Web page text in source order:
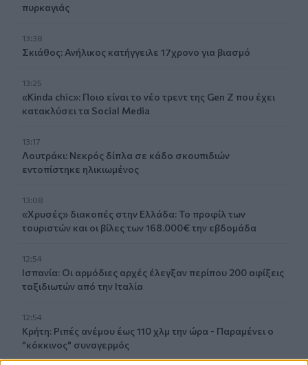
πυρκαγιάς
13:38
Σκιάθος: Ανήλικος κατήγγειλε 17χρονο για βιασμό
13:25
«Kinda chic»: Ποιο είναι το νέο τρεντ της Gen Z που έχει
κατακλύσει τα Social Media
13:17
Λουτράκι: Νεκρός δίπλα σε κάδο σκουπιδιών
εντοπίστηκε ηλικιωμένος
13:08
«Χρυσές» διακοπές στην Ελλάδα: Το προφίλ των
τουριστών και οι βίλες των 168.000€ την εβδομάδα
12:54
Ισπανία: Οι αρμόδιες αρχές έλεγξαν περίπου 200 αφίξεις
ταξιδιωτών από την Ιταλία
12:54
Κρήτη: Ριπές ανέμου έως 110 χλμ την ώρα - Παραμένει ο
"κόκκινος" συναγερμός